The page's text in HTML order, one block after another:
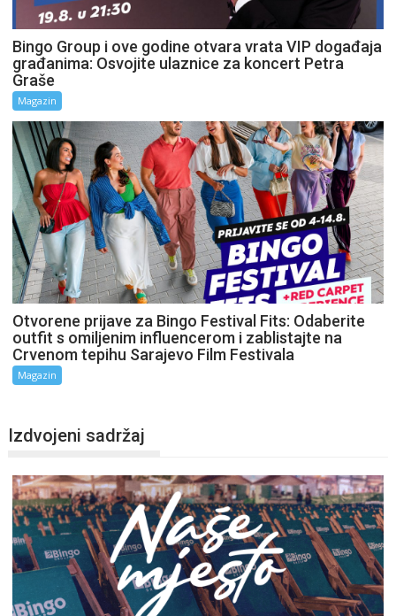
Bingo Group i ove godine otvara vrata VIP događaja
građanima: Osvojite ulaznice za koncert Petra
Graše
Magazin
Otvorene prijave za Bingo Festival Fits: Odaberite
outfit s omiljenim influencerom i zablistajte na
Crvenom tepihu Sarajevo Film Festivala
Magazin
Izdvojeni sadržaj